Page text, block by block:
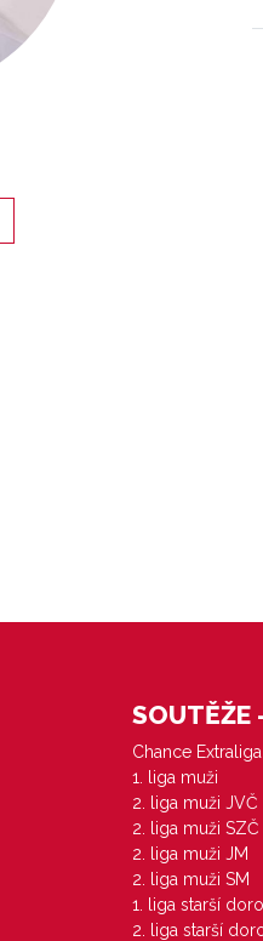
SOUTĚŽE
Chance
1. liga muži
2. liga muži JVČ
2. liga muži SZČ
2. liga muži JM
2. liga muži SM
1. liga starší
2. liga starší